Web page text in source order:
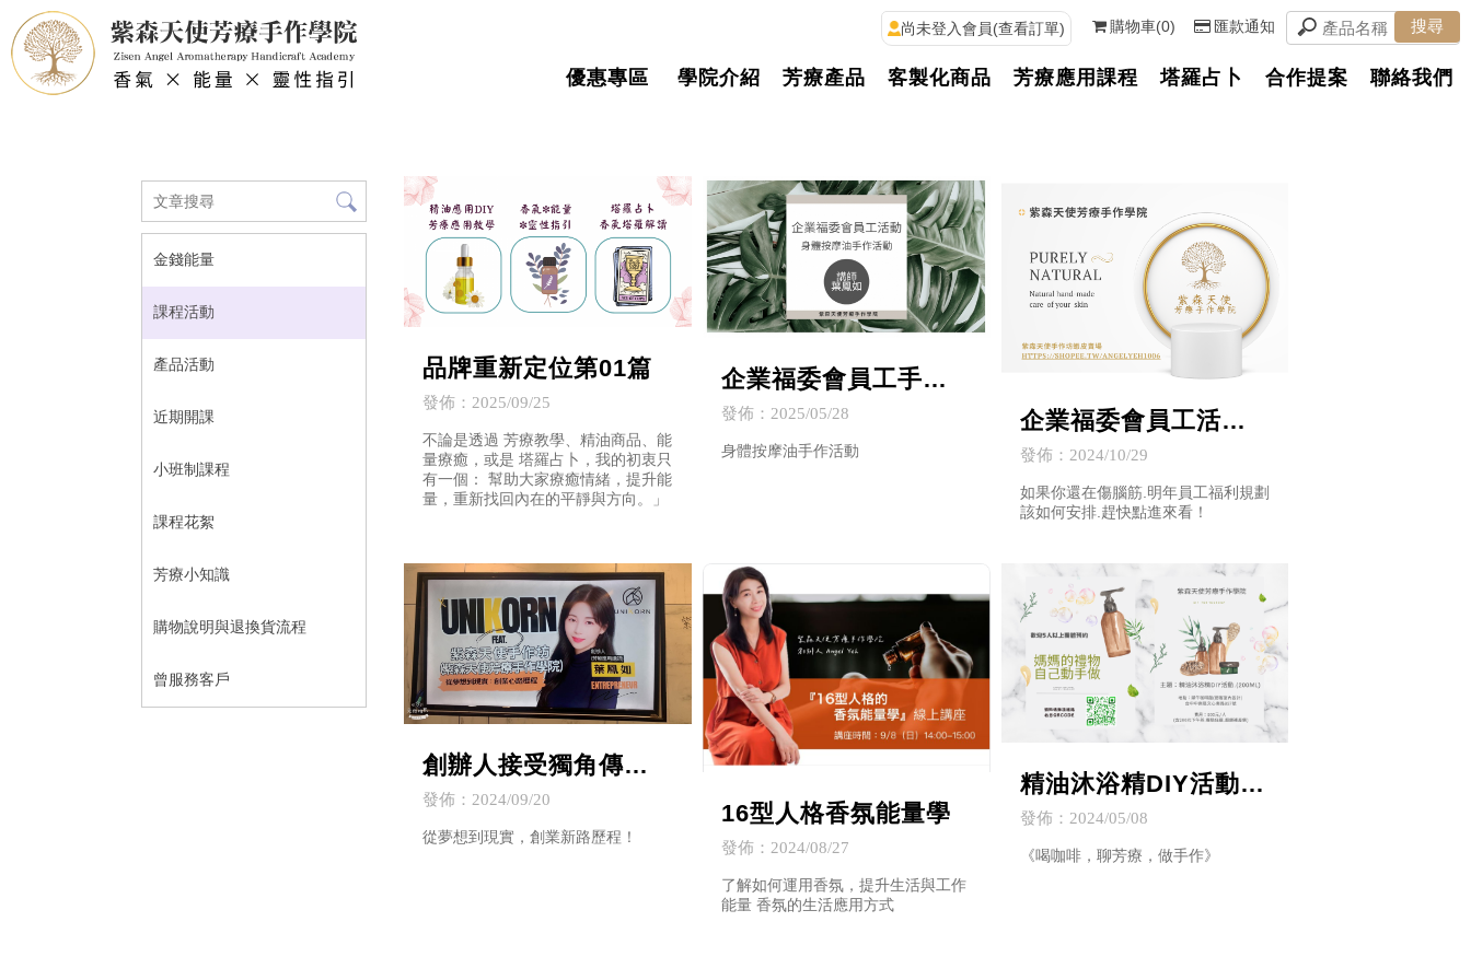
尚未登入會員(查看訂單)
優惠專區 學院介紹 芳療產品 客製化商品 芳療應用課程 塔羅占卜 合作提案 聯絡我們
購物車(0) 匯款通知
金錢能量
課程活動
產品活動
近期開課
小班制課程
課程花絮
芳療小知識
購物說明與退換貨流程
曾服務客戶
品牌重新定位第01篇
發佈：2025/09/25
不論是透過 芳療教學、精油商品、能
量療癒，或是 塔羅占卜，我的初衷只
有一個： 幫助大家療癒情緒，提升能
量，重新找回內在的平靜與方向。」
企業福委會員工手作
活動陸續展開~~-企業
手作課程/台中企業手
發佈：2025/05/28
身體按摩油手作活動
企業福委會員工活動
規劃開跑了~~~-企業
團體手作課程/企業福
委會員工福利規劃
發佈：2024/10/29
如果你還在傷腦筋.明年員工福利規劃
該如何安排.趕快點進來看！
創辦人接受獨角傳媒
專訪
發佈：2024/09/20
從夢想到現實，創業新路歷程！
16型人格香氛能量學
發佈：2024/08/27
了解如何運用香氛，提升生活與工作
能量 香氛的生活應用方式
精油沐浴精DIY活動.
(200ML)
發佈：2024/05/08
《喝咖啡，聊芳療，做手作》